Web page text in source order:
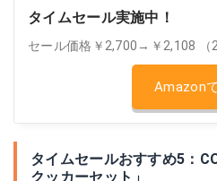
タイムセール実施中！
セール価格￥2,700→￥2,108 （
Amazon
タイムセールおすすめ5：
クッカーセット」